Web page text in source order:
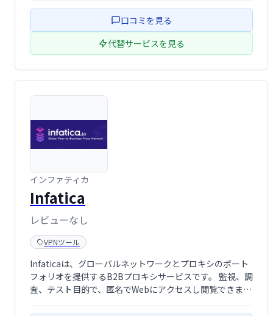
で、地理的制限を回避し、安定した高速ブラウジングを実
口コミを見る
代替サービスを見る
インファティカ
Infatica
レビューなし
VPNツール
Infaticaは、グローバルネットワークとプロキシのポート
フォリオを提供するB2Bプロキシサービスです。 監視、調
査、テスト目的で、匿名でWebにアクセスし閲覧できま